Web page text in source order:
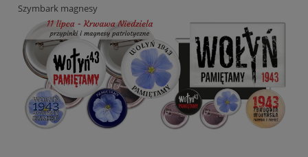
Szymbark magnesy